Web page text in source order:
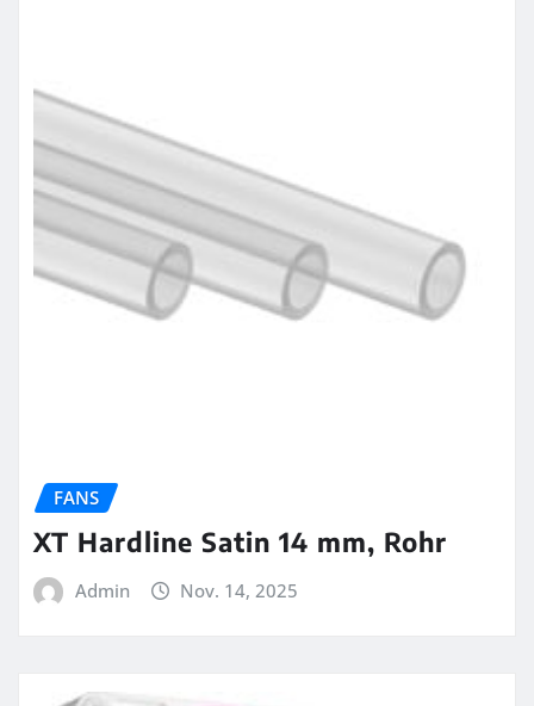
FANS
XT Hardline Satin 14 mm, Rohr
Admin Nov. 14, 2025